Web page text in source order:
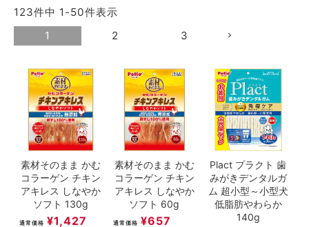
ご利用案内
ようこそ ゲスト 様
ログイン person 新規会員登録
123件中 1 -50件表示
1
2 3
素材そのまま かむ
コラーゲン チキン
アキレス しなやか
ソフト 130g
通常価格 ¥1,427
素材そのまま かむ
コラーゲン チキン
アキレス しなやか
ソフト 60g
通常価格 ¥657
Plact プラクト 歯
みがきデンタルガ
ム 超小型～小型犬
低脂肪やわらか
140g